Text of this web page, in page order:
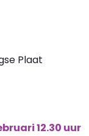
Plaat
12.30 uur